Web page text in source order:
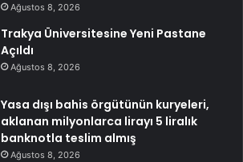
Ağustos 8, 2026
Trakya Üniversitesine Yeni Pastane
Açıldı
Ağustos 8, 2026
Yasa dışı bahis örgütünün kuryeleri,
aklanan milyonlarca lirayı 5 liralık
banknotla teslim almış
Ağustos 8, 2026